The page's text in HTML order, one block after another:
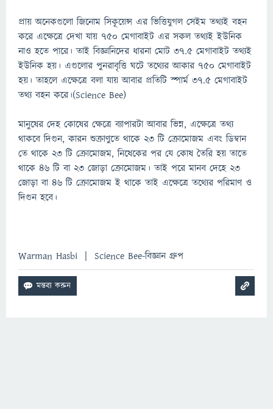
প্রায় অনেকগুলো জিনোম সিকূয়েন্স এর ভিত্তিযুগল সেইম তথ্যই বহন
করে এক্ষেত্রে দেখা যায় ৭৫০ মেগাবাইট এর সকল তথ্যই ইউনিক
নাও হতে পারে। তাই বিজ্ঞানিদের ধারনা মোট ৩৭.৫ মেগাবাইট তথ্যই
ইউনিক হয়। এগুলোর পুনরাবৃত্তি ঘটে তথ্যের আকার ৭৫০ মেগাবাইট
হয়। তাহলে এক্ষেত্রে বলা যায় আবার প্রতিটি স্পার্ম ৩৭.৫ মেগাবাইট
তথ্য বহন করে।(Science Bee)
মানুষের দেহ কোষের ক্ষেত্রে ব্যাপারটা আবার ভিন্ন, এক্ষেত্রে তথ্য
থাকবে দিগুন, কারন শুক্রাণুতে থাকে ২৩ টি ক্রোমোজম এবং ডিম্বান
তে থাকে ২৩ টি ক্রোমোজম, নিষেকের পর যে কোষ তৈরি হয় তাতে
থাকে ৪৬ টি বা ২৩ জোড়া ক্রোমোজম। তাই পরে মানব দেহে ২৩
জোড়া বা ৪৬ টি ক্রোমোজম ই থাকে তাই এক্ষেত্রে তথ্যের পরিমাণ ও
দিগুন হবে।
Warman Hasbi | Science Bee-বিজ্ঞান গ্রুপ